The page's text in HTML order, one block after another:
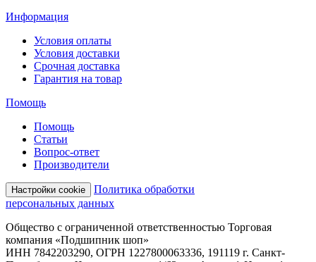
Информация
Условия оплаты
Условия доставки
Срочная доставка
Гарантия на товар
Помощь
Помощь
Статьи
Вопрос-ответ
Производители
Настройки cookie
Политика обработки
персональных данных
Общество с ограниченной ответственностью Торговая
компания «Подшипник шоп»
ИНН 7842203290, ОГРН 1227800063336, 191119 г. Санкт-